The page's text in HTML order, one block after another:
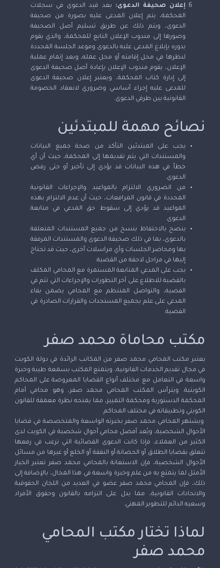
إعلان صحيفة الدعوى: بعد قيد الدعوى في سجلات
المحكمة، يتم إعلان المدعى عليه بصورة من صحيفة
الدعوى، ويتم ذلك عن طريق تسليم أصل الصحيفة
وصورها إلى مندوب الإعلان التابع للمحكمة، والذي يقوم
بدوره بإبلاغ المدعى عليه بالدعوى وموعد الجلسة المحددة
لنظرها في محل إقامته أو محل عمله، وبعد إتمام عملية
الإعلان، يقوم مندوب الإعلان بإعادة أصل صحيفة الدعوى
إلى إدارة كتاب المحكمة، ويعتبر إعلان صحيفة الدعوى
للمدعى عليه إجراء أساسي وضروري لانعقاد الخصومة
القانونية بين طرفي الدعوى.
نصائح مهمة للمبتدئين
يجب على المبتدئين التأكد من صحة جميع البيانات
والمستندات التي يتم تقديمها إلى المحكمة، حيث أن أي
خطأ في هذه البيانات قد يؤدي إلى تأخير أو حتى رفض
الدعوى.
من الضروري الالتزام بالمواعيد والإجراءات القانونية
المحددة في قانون المرافعات، حيث أن عدم الالتزام بهذه
المواعيد قد يؤدي إلى سقوط حق المدعي في متابعة
الدعوى.
ينصح بالاحتفاظ بنسخ من جميع المستندات المتعلقة
بالدعوى، بما في ذلك صحيفة الدعوى والمستندات المرفقة
بها ومحاضر الجلسات وأي مراسلات أخرى، حيث قد تحتاج
إليها في مراحل لاحقة من القضية.
يجب على المدعي المتابعة المستمرة مع المحامي المكلف
بالقضية للاطلاع على آخر التطورات والإجراءات التي تتم في
القضية، والتواصل المنتظم مع المحامي يضمن بقاء
المدعي على علم بجميع المستجدات والقرارات الصادرة في
القضية.
مكتب محاماة محمد صفر
يعتبر مكتب المحامي محمد صفر من المكاتب الرائدة في دولة الكويت
في مجال تقديم الخدمات القانونية، ويتمتع المكتب بسمعة طيبة وخبرة
واسعة في التعامل مع مختلف أنواع القضايا المعروضة على المحاكم
الكويتية. ويترأس المكتب المحامي محمد صفر، وهو محامي أمام
المحكمة الدستورية ومحكمة التمييز، مما يمنحه نظرة معمقة للقانون
الكويتي وتطبيقاته في مختلف المحاكم.
ويشتهر المحامي محمد صفر بخبرته الواسعة والمتخصصة في قضايا
الأحوال الشخصية، ويُعد أفضل محامي أحوال شخصية في الكويت لدى
الكثير من العملاء، فإذا كانت الدعوى القضائية التي ترغب في رفعها
تتعلق بقضايا الطلاق أو الحضانة أو النفقة أو الخلع أو غيرها من مسائل
الأحوال الشخصية، فإن الاستعانة بالمحامي محمد صفر تعتبر الخيار
الأمثل لما يتمتع به من علم وخبرة واسعة في هذا المجال، بالإضافة إلى
ذلك، فإن المحامي محمد صفر عضو في العديد من اللجان الحقوقية
والاتحادات القانونية، مما يدل على التزامه بالقانون وحقوق الأفراد
وسعيه الدائم للتطوير المهني.
لماذا تختار مكتب المحامي
محمد صفر